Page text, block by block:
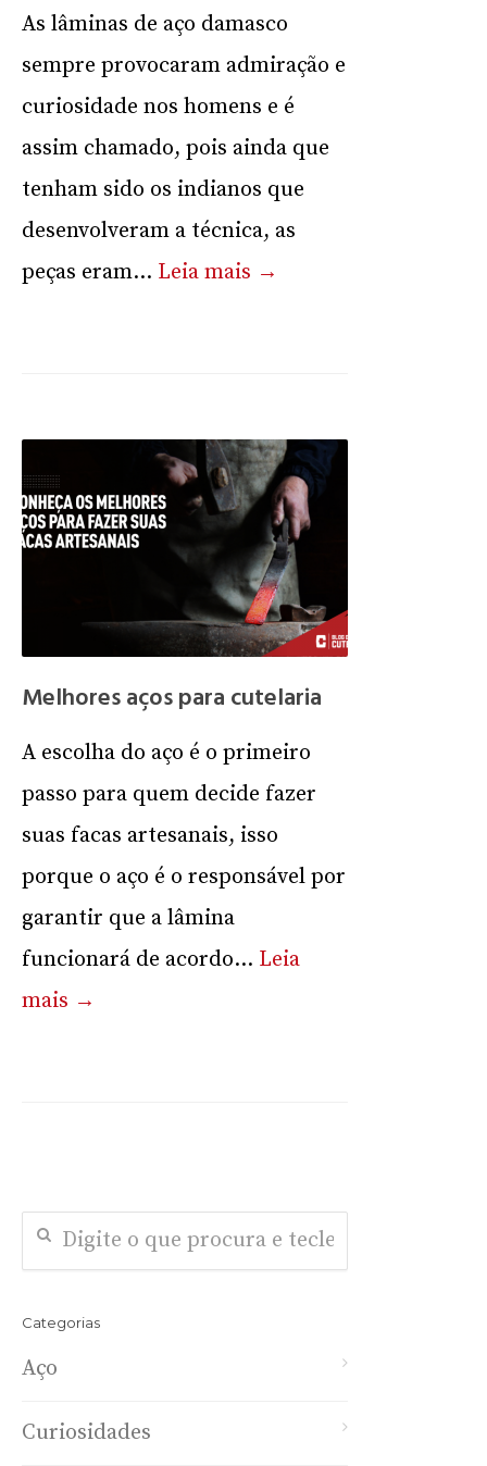
As lâminas de aço damasco
sempre provocaram admiração e
curiosidade nos homens e é
assim chamado, pois ainda que
tenham sido os indianos que
desenvolveram a técnica, as
peças eram... Leia mais →
Melhores aços para cutelaria
A escolha do aço é o primeiro
passo para quem decide fazer
suas facas artesanais, isso
porque o aço é o responsável por
garantir que a lâmina
funcionará de acordo... Leia
mais →
Categorias
Aço
Curiosidades